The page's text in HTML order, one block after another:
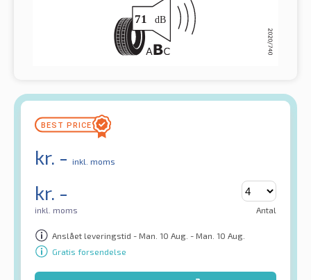
kr. - inkl. moms
kr. -
inkl. moms Antal
Anslået leveringstid - Man. 10 Aug. - Man. 10 Aug.
Gratis forsendelse